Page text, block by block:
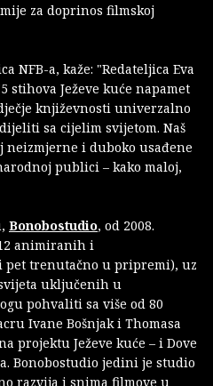
za doprinos filmskoj
NFB-a, kaže: "Redateljica Eva
stihova Ježeve kuće napamet
književnosti univerzalno
sa cijelim svijetom. Naš
neizmjerne i duboko usađene
publici – kako maloj,
Bonobostudio, od 2008.
animiranih i
trenutačno u pripremi), uz
uključenih u
pohvaliti sa više od 80
Ivane Bošnjak i Thomasa
projektu Ježeve kuće – i Dove
Bonobostudio jedini je studio
razvija i snima filmove u